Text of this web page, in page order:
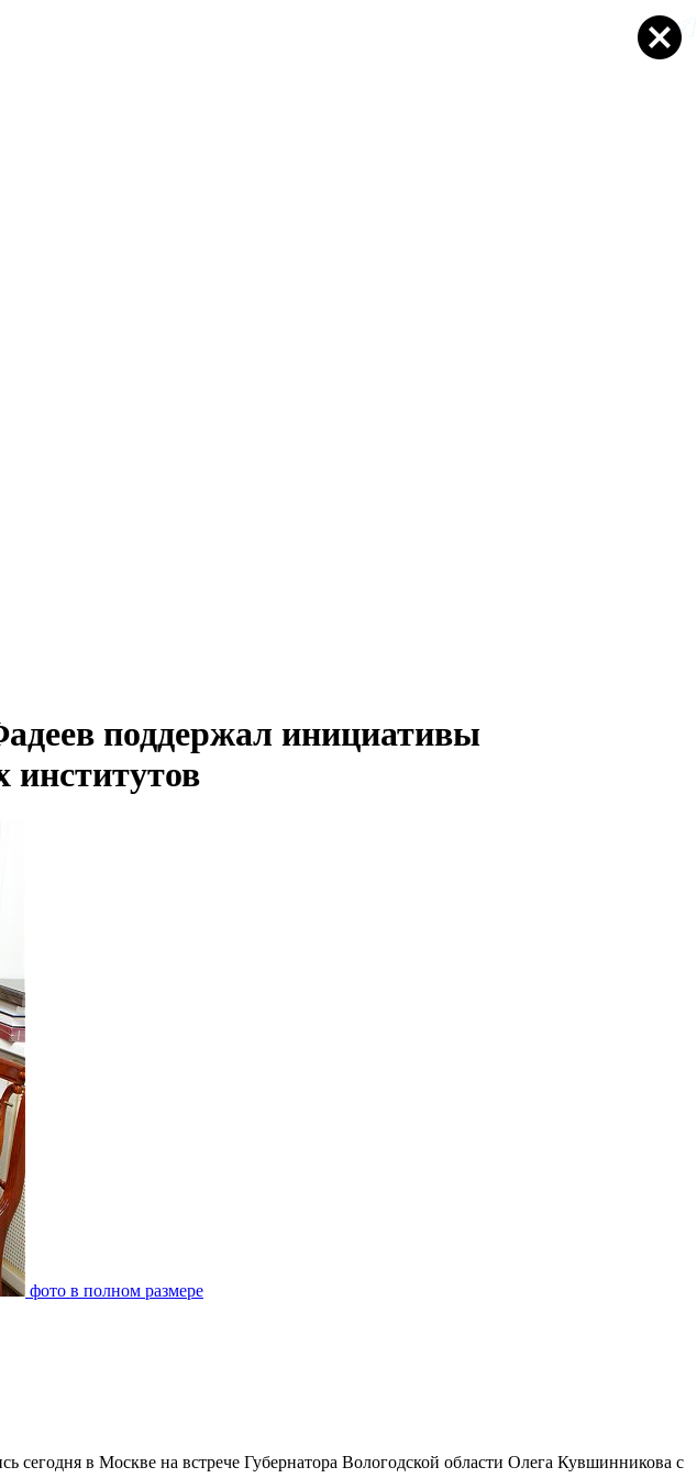
поддержал инициативы
институтов
фото в полном размере
в Москве на встрече Губернатора Вологодской области Олега Кувшинникова с